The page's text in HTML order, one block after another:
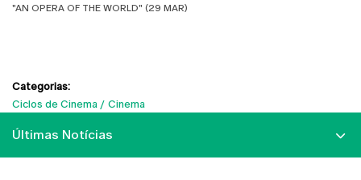
"AN OPERA OF THE WORLD" (29 MAR)
Categorias:
Ciclos de Cinema
Cinema
Últimas Notícias